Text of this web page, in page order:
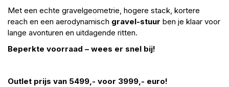
Met een echte gravelgeometrie, hogere stack, kortere
reach en een aerodynamisch gravel-stuur ben je klaar voor
lange avonturen en uitdagende ritten.
Beperkte voorraad – wees er snel bij!
Outlet prijs van 5499,- voor 3999,- euro!